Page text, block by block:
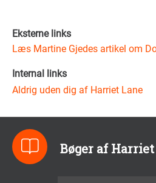
Eksterne links
Læs Martine Gjedes artikel om
Internal links
Aldrig uden dig af Harriet Lane
Bøger af